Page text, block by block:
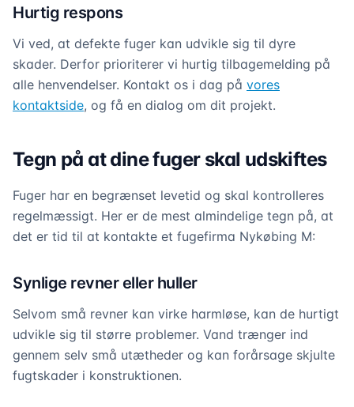
Hurtig respons
Vi ved, at defekte fuger kan udvikle sig til dyre
skader. Derfor prioriterer vi hurtig tilbagemelding på
alle henvendelser. Kontakt os i dag på vores
kontaktside, og få en dialog om dit projekt.
Tegn på at dine fuger skal udskiftes
Fuger har en begrænset levetid og skal kontrolleres
regelmæssigt. Her er de mest almindelige tegn på, at
det er tid til at kontakte et fugefirma Nykøbing M:
Synlige revner eller huller
Selvom små revner kan virke harmløse, kan de hurtigt
udvikle sig til større problemer. Vand trænger ind
gennem selv små utætheder og kan forårsage skjulte
fugtskader i konstruktionen.